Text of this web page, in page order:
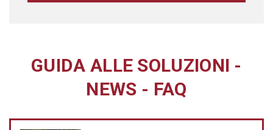
GUIDA ALLE SOLUZIONI -
NEWS - FAQ